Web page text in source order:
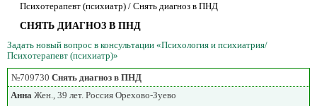
Психотерапевт (психиатр) / Снять диагноз в ПНД
СНЯТЬ ДИАГНОЗ В ПНД
Задать новый вопрос в консультации «Психология и психиатрия/
Психотерапевт (психиатр)»
№709730 Снять диагноз в ПНД
Анна Жен., 39 лет. Россия Орехово-Зуево